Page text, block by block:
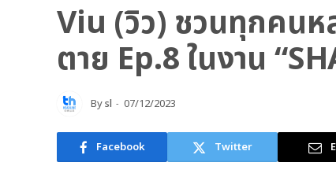
Viu (วิว) ชวนทุกคนห
ตาย Ep.8 ในงาน
Bysl 07/12/2023
Facebook Twitter